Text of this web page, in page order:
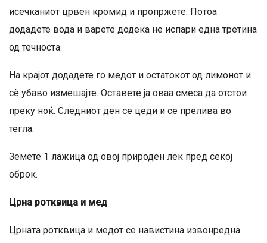
исечканиот црвен кромид и пропржете. Потоа
додадете вода и варете додека не испари една третина
од течноста.
На крајот додадете го медот и остатокот од лимонот и
сè убаво измешајте. Оставете ја оваа смеса да отстои
преку ноќ. Следниот ден се цеди и се прелива во
тегла.
Земете 1 лажица од овој природен лек пред секој
оброк.
Црна ротквица и мед
Црната ротквица и медот се навистина извонредна